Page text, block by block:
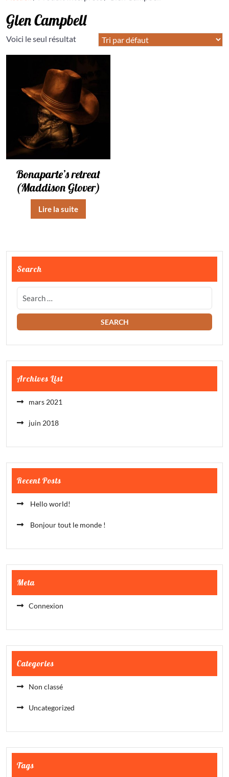
Glen Campbell
Voici le seul résultat
Bonaparte’s retreat
(Maddison Glover)
Lire la suite
Search
Archives List
mars 2021
juin 2018
Recent Posts
Hello world!
Bonjour tout le monde !
Meta
Connexion
Categories
Non classé
Uncategorized
Tags